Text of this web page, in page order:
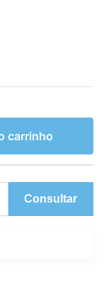
carrinho
Consultar